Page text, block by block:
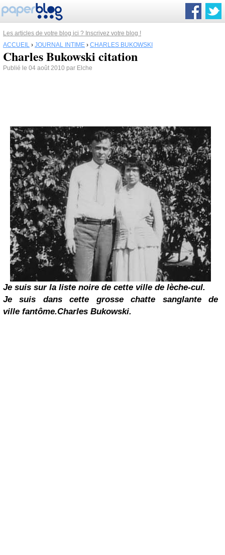
Les articles de votre blog ici ? Inscrivez votre blog !
ACCUEIL › JOURNAL INTIME › CHARLES BUKOWSKI
Charles Bukowski citation
Publié le 04 août 2010 par Elche
Je suis sur la liste noire de cette ville de lèche-cul.
Je suis dans cette grosse chatte sanglante de
ville fantôme.Charles Bukowski.